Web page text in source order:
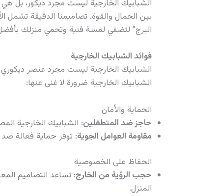
بين الجمال والقوة. تصاميمنا الدقيقة تشمل
البرج” لتضفي لمسة فنية وتحمي منزلك
فوائد الشبابيك الخارجية
الشبابيك الخارجية ليست مجرد عنصر
الشبابيك الخارجية ضرورة لا غنى عنها:
الحماية والأمان
حاجز ضد المتطفلين: الشبابيك الخارجية
مقاومة العوامل الجوية: توفر حماية فعالة ضد
الحفاظ على الخصوصية
حجب الرؤية من الخارج: تساعد التصاميم
المنزل.